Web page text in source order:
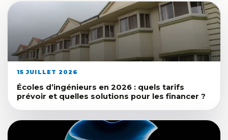
15 JUILLET 2026
Écoles d’ingénieurs en 2026 : quels tarifs
prévoir et quelles solutions pour les financer ?